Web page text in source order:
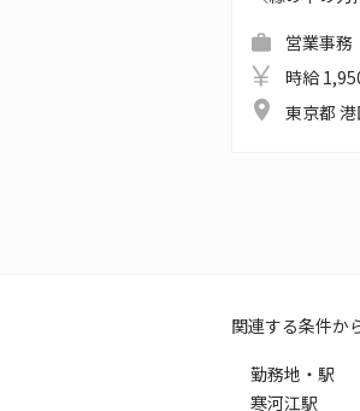
営業事務
時給
東京都
関連する条件か
勤務地・駅
寒河江駅